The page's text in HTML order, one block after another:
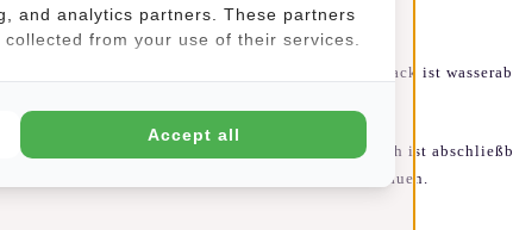
Material und nylon gefertigt, d.h. der Rucksack ist
einem 15.6-Zoll-Laptop entspricht. Das Laptopfach ist
lässt sich das Laptop-Zubehör leicht verstauen.
and analytics partners. These partners
from your use of their services.
Accept all